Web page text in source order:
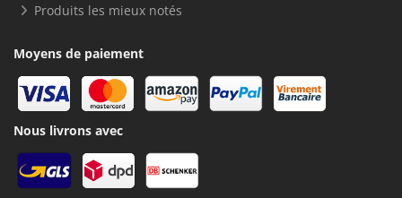
Produits les mieux notés
Moyens de paiement
Nous livrons avec